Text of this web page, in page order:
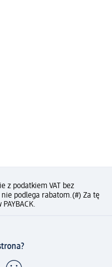
z podatkiem VAT bez
nie podlega rabatom.(#) Za tę